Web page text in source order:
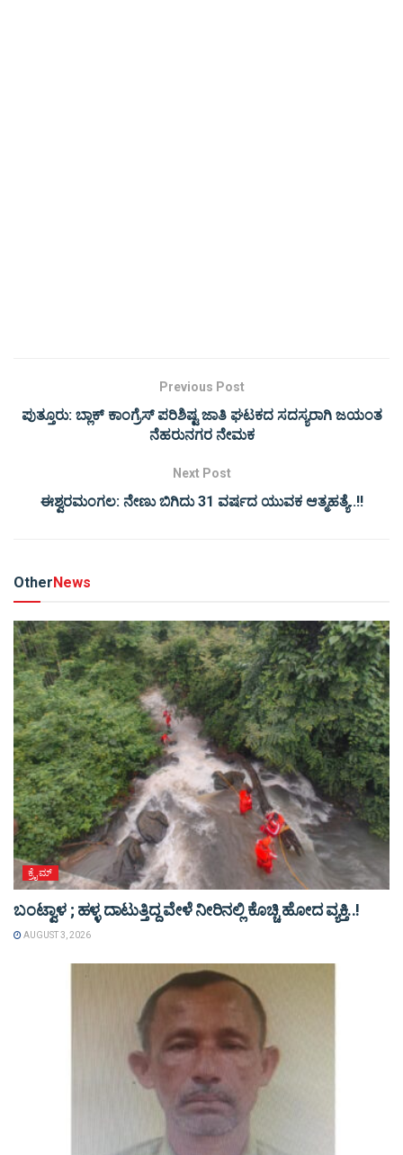
Previous Post
ಪುತ್ತೂರು: ಬ್ಲಾಕ್ ಕಾಂಗ್ರೆಸ್ ಪರಿಶಿಷ್ಟ ಜಾತಿ ಘಟಕದ ಸದಸ್ಯರಾಗಿ ಜಯಂತ
ನೆಹರುನಗರ ನೇಮಕ
Next Post
ಈಶ್ವರಮಂಗಲ: ನೇಣು ಬಿಗಿದು 31 ವರ್ಷದ ಯುವಕ ಆತ್ಮಹತ್ಯೆ..!!
Other News
ಕ್ರೈಮ್
ಬಂಟ್ವಾಳ ; ಹಳ್ಳ ದಾಟುತ್ತಿದ್ದ ವೇಳೆ ನೀರಿನಲ್ಲಿ ಕೊಚ್ಚಿ ಹೋದ ವ್ಯಕ್ತಿ..!
AUGUST 3, 2026